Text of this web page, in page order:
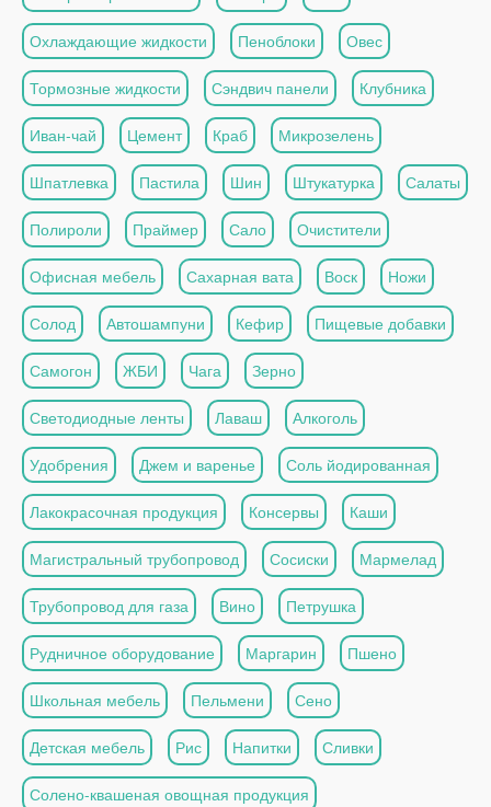
Охлаждающие жидкости Пеноблоки Овес
Тормозные жидкости Сэндвич панели Клубника
Иван-чай Цемент Краб Микрозелень
Шпатлевка Пастила Шин Штукатурка Салаты
Полироли Праймер Сало Очистители
Офисная мебель Сахарная вата Воск Ножи
Солод Автошампуни Кефир Пищевые добавки
Самогон ЖБИ Чага Зерно
Светодиодные ленты Лаваш Алкоголь
Удобрения Джем и варенье Соль йодированная
Лакокрасочная продукция Консервы Каши
Магистральный трубопровод Сосиски Мармелад
Трубопровод для газа Вино Петрушка
Рудничное оборудование Маргарин Пшено
Школьная мебель Пельмени Сено
Детская мебель Рис Напитки Сливки
Солено-квашеная овощная продукция